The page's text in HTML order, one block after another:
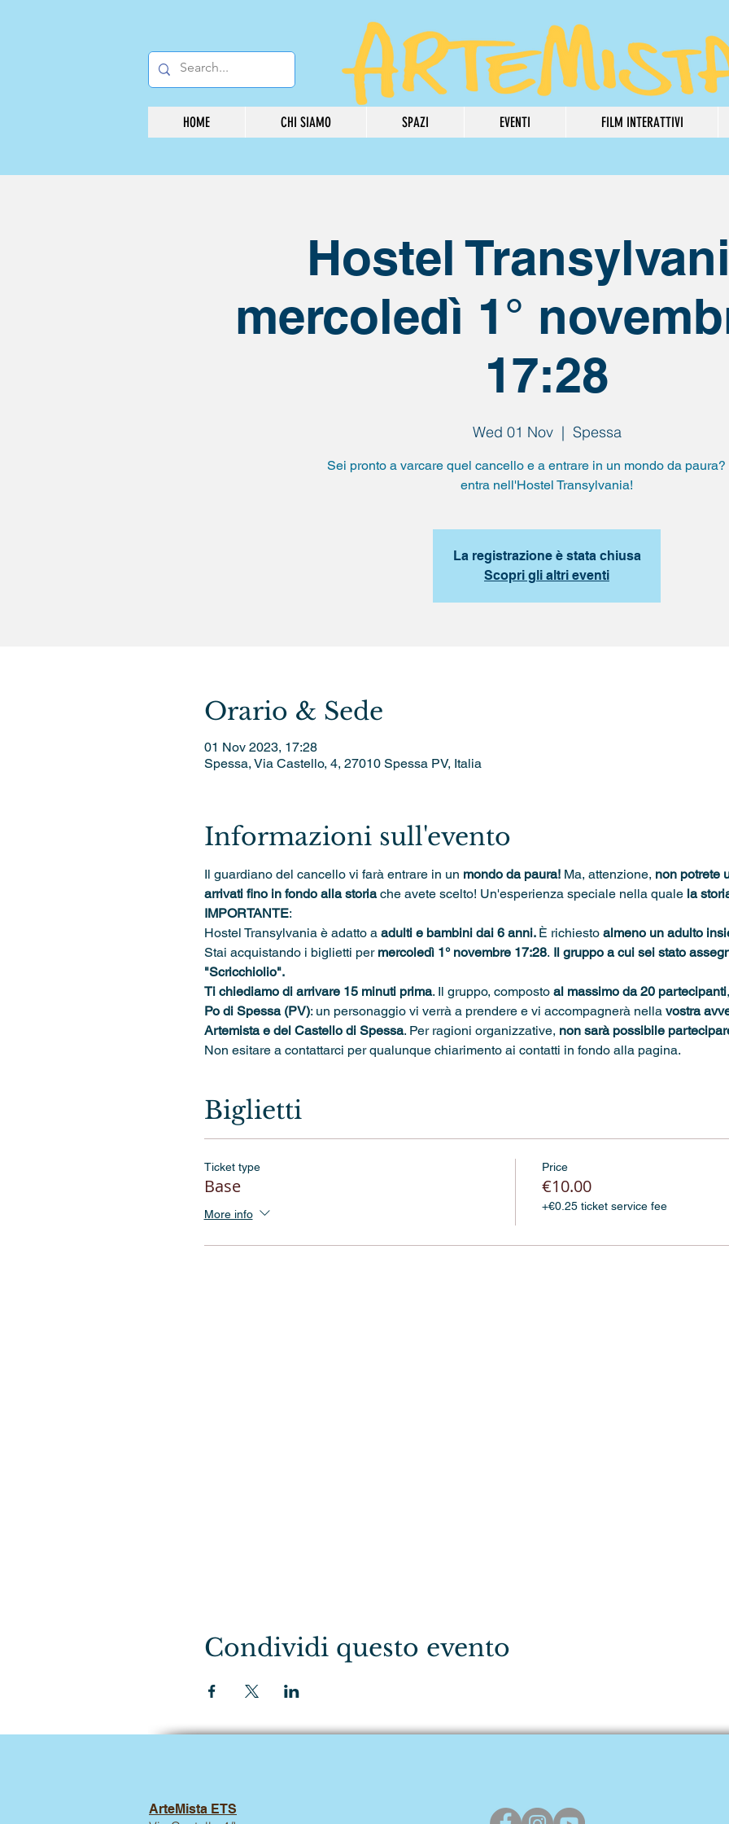
HOME CHI SIAMO SPAZI EVENTI FILM INTERATTIVI
Hostel
mercoledì 1°
17:28
Wed 01 Nov
  |
Spessa
Sei pronto a varcare quel cancello e a entrare in un mondo da paura?
entra nell'Hostel Transylvania!
La registrazione è stata chiusa
Scopri gli altri eventi
Orario & Sede
01 Nov 2023, 17:28
Spessa, Via Castello, 4, 27010 Spessa PV, Italia
Informazioni sull'evento
Il guardiano del cancello vi farà entrare in un mondo da paura! Ma, attenzione, non potrete
arrivati fino in fondo alla storia che avete scelto! Un'esperienza speciale nella quale la
IMPORTANTE:
Hostel Transylvania è adatto a adulti e bambini dai 6 anni. È richiesto almeno un adulto
Stai acquistando i biglietti per mercoledì 1° novembre 17:28. Il gruppo a cui sei stato
"Scricchiolio".
Ti chiediamo di arrivare 15 minuti prima. Il gruppo, composto al massimo da 20 partecipanti
Po di Spessa (PV): un personaggio vi verrà a prendere e vi accompagnerà nella vostra
Artemista e del Castello di Spessa. Per ragioni organizzative, non sarà possibile
Non esitare a contattarci per qualunque chiarimento ai contatti in fondo alla pagina.
Biglietti
Ticket type
Base
More info
Price
€10.00
+€0.25 ticket service fee
Condividi questo evento
ArteMista ETS